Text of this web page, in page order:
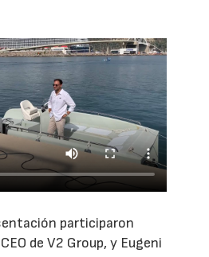
participaron
de V2 Group, y Eugeni